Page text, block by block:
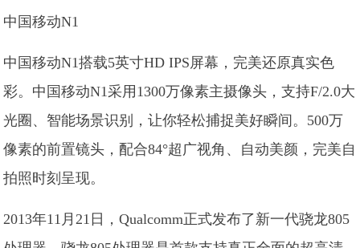
中国移动N1
中国移动N1搭载5英寸HD IPS屏幕，完美还原真实色
彩。中国移动N1采用1300万像素主摄像头，支持F/2.0大
光圈、智能场景识别，让你轻松捕捉美好瞬间。500万
像素的前置镜头，配合84°超广视角、自动美颜，完美自
拍照时刻呈现。
2013年11月21日，Qualcomm正式发布了新一代骁龙805